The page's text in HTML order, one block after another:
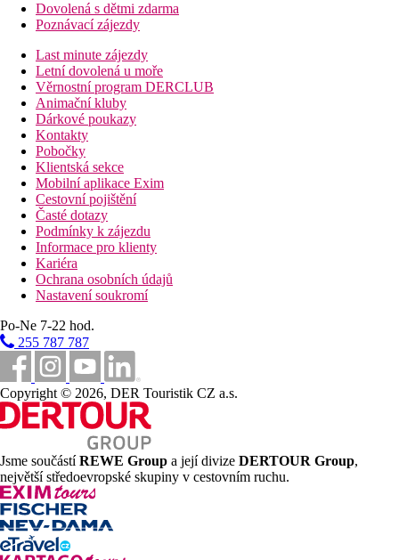
Dovolená s dětmi zdarma
Poznávací zájezdy
Last minute zájezdy
Letní dovolená u moře
Věrnostní program DERCLUB
Animační kluby
Dárkové poukazy
Kontakty
Pobočky
Klientská sekce
Mobilní aplikace Exim
Cestovní pojištění
Časté dotazy
Podmínky k zájezdu
Informace pro klienty
Kariéra
Ochrana osobních údajů
Nastavení soukromí
Po-Ne 7-22 hod.
255 787 787
Copyright © 2026, DER Touristik CZ a.s.
Jsme součástíREWE Group a její divize DERTOUR Group,
největší středoevropské skupiny v cestovním ruchu.